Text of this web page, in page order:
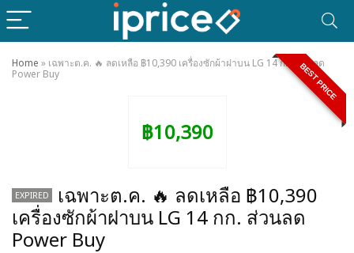
Home » เฉพาะต.ค. 🔥 ลดเหลือ ฿10,390 เครื่องซักผ้าฝาบน LG 14 กก. ส่วนลด
Power Buy
BEST PRICE
฿10,390
EXPIRED
เฉพาะต.ค. 🔥 ลดเหลือ ฿10,390
เครื่องซักผ้าฝาบน LG 14 กก. ส่วนลด
Power Buy